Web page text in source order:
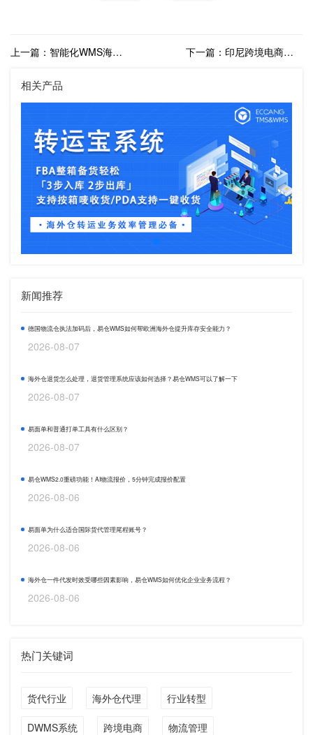
上一篇：智能化WMS海外仓系统：重塑跨境仓储管理新未来 下一篇：印尼跨境电商政策洗牌，海外仓的重要性日益凸显
相关产品
新闻推荐
德国物流仓执法加码后，易仓WMS如何帮欧洲海外仓提升库存安全能力？
2026-08-07
海外仓退货怎么处理，退货管理系统应该如何选择？易仓WMS可以了解一下
2026-08-07
易面单和普通打单工具有什么区别？
2026-08-07
易仓WMS2.0重磅功能！AI物流报价，5分钟完成报价配置
2026-08-06
易面单为什么适合国际货代管理尾程账号？
2026-08-06
海外仓一件代发时效受哪些因素影响，易仓WMS如何优化企业业务流程？
2026-08-06
热门关键词
货代行业 海外仓代理 行业转型
DWMS系统 跨境电商 物流管理